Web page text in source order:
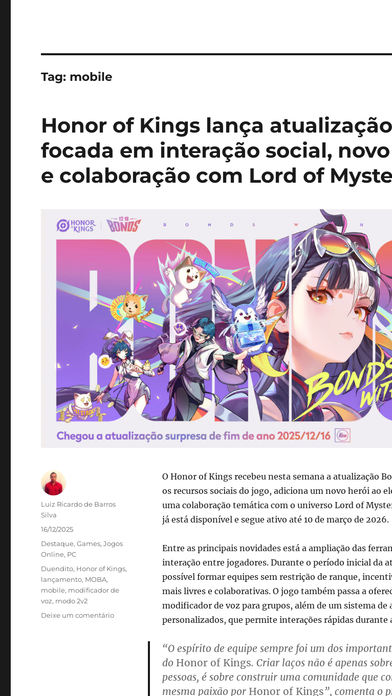
Tag: mobile
Honor of Kings lança atualização
focada em interação social,
e colaboração com Lord of
O Honor of Kings recebeu nesta semana a atualização
os recursos sociais do jogo, adiciona um novo herói ao
uma colaboração temática com o universo Lord of
já está disponível e segue ativo até 10 de março de 2026.
Entre as principais novidades está a ampliação das
interação entre jogadores. Durante o período inicial da
possível formar equipes sem restrição de ranque,
mais livres e colaborativas. O jogo também passa a
modificador de voz para grupos, além de um sistema de
personalizados, que permite interações rápidas durante
“O espírito de equipe sempre foi um dos
do Honor of Kings. Criar laços não é apenas
pessoas, é sobre construir uma comunidade que
mesma paixão por Honor of Kings”, comenta o
Autor
Luiz Ricardo de Barros
Silva
Publicado
16/12/2025
Categorias
Destaque,Games,Jogos
Online, PC
Tags
Duendito, Honor of Kings,
lançamento, MOBA,
mobile, modificador de
voz, modo 2v2
Deixe um comentárioem